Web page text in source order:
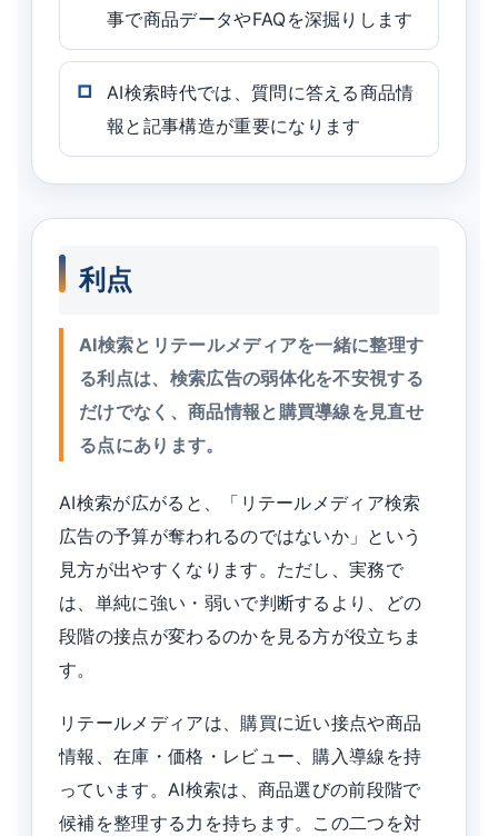
事で商品データやFAQを深掘りします
AI検索時代では、質問に答える商品情
報と記事構造が重要になります
利点
AI検索とリテールメディアを一緒に整理す
る利点は、検索広告の弱体化を不安視する
だけでなく、商品情報と購買導線を見直せ
る点にあります。
AI検索が広がると、「リテールメディア検索
広告の予算が奪われるのではないか」という
見方が出やすくなります。ただし、実務で
は、単純に強い・弱いで判断するより、どの
段階の接点が変わるのかを見る方が役立ちま
す。
リテールメディアは、購買に近い接点や商品
情報、在庫・価格・レビュー、購入導線を持
っています。AI検索は、商品選びの前段階で
候補を整理する力を持ちます。この二つを対